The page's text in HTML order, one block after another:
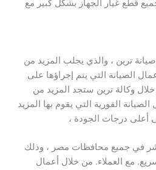
قطع غيار الجهاز بشكل كبير مع
ترين ، والذي يجلب المزيد من
الصيانة التي يتم إجراؤها على
خلال وكالة ترين ستجد المزيد من
الفورية التي يقوم بها المزيد
أعلى درجات الجودة ،
في جميع محافظات مصر ، وذلك
مع العملاء. من خلال أعمال